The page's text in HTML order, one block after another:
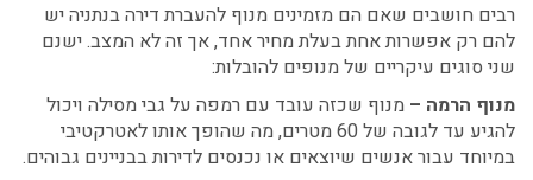
רבים חושבים שאם הם מזמינים מנוף להעברת דירה בנתניהיש
להם רק אפשרות אחת בעלת מחיר אחד, אך זה לא המצב. ישנם
שני סוגים עיקריים של מנופים להובלות:
מנוף הרמה – מנוף שכזה עובד עם רמפה על גבי מסילה ויכול
להגיע עד לגובה של 60 מטרים, מה שהופך אותו לאטרקטיבי
במיוחד עבור אנשים שיוצאים או נכנסים לדירות בבניינים גבוהים.